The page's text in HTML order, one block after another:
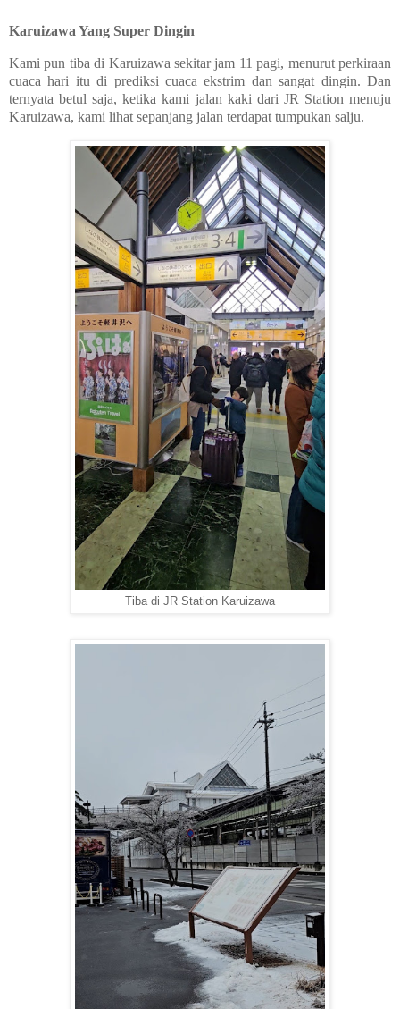
Karuizawa Yang Super Dingin
Kami pun tiba di Karuizawa sekitar jam 11 pagi, menurut perkiraan
cuaca hari itu di prediksi cuaca ekstrim dan sangat dingin. Dan
ternyata betul saja, ketika kami jalan kaki dari JR Station menuju
Karuizawa, kami lihat sepanjang jalan terdapat tumpukan salju.
Tiba di JR Station Karuizawa